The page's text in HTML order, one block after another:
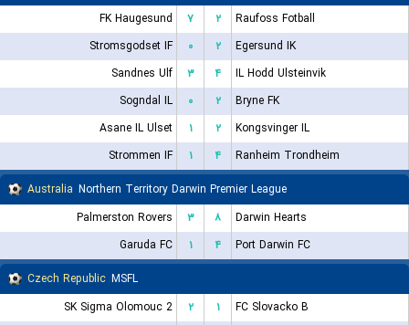
FK Haugesund
۷ ۲
Raufoss Fotball
Stromsgodset IF
۰ ۲
Egersund IK
Sandnes Ulf
۳ ۴
IL Hodd Ulsteinvik
Sogndal IL
۰ ۲
Bryne FK
Asane IL Ulset
۱ ۲
Kongsvinger IL
Strommen IF
۱ ۴
Ranheim Trondheim
Australia Northern Territory Darwin Premier League
Palmerston Rovers
۳ ۸
Darwin Hearts
Garuda FC
۱ ۴
Port Darwin FC
Czech Republic MSFL
SK Sigma Olomouc 2
۲ ۱
FC Slovacko B